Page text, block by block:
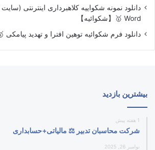
دانلود نمونه شکواییه کلاهبرداری اینترنتی
Word 🥇【شکوائیه】
دانلود فرم شکوائیه توهین افترا و تهدید پیامکی
بیشترین بازدید
1 هفته پیش
شرکت محاسبان تدبیر ⚖️ مالیاتی+حسابداری
نوامبر 26, 2025